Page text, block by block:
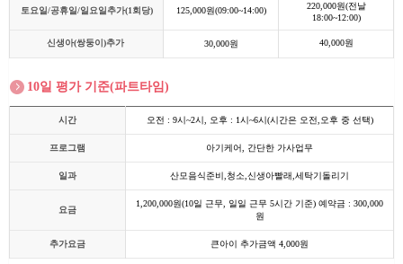
토요일/공휴일/일요일추가(1회당) 125,000원(09:00~14:00)
220,000원(전날
18:00~12:00)
신생아(쌍둥이)추가 30,000원 40,000원
10일 평가 기준(파트타임)
시간 오전 : 9시~2시, 오후 : 1시~6시(시간은 오전,오후 중 선택)
프로그램 아기케어, 간단한 가사업무
일과 산모음식준비,청소,신생아빨래,세탁기돌리기
요금
1,200,000원(10일 근무, 일일 근무 5시간 기준) 예약금 : 300,000
원
추가요금 큰아이 추가금액 4,000원